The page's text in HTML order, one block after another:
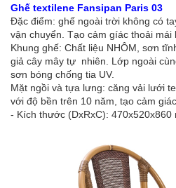
Ghế textilene Fansipan Paris 03
Đặc điểm: ghế ngoài trời không có
vận chuyển. Tạo cảm gíác thoải mái
Khung ghế: Chất liệu NHÔM, sơn
giả cây mây tự nhiên. Lớp ngoài
sơn bóng chống tia UV.
Mặt ngồi và tựa lưng: căng vải lưới
với độ bền trên 10 năm, tạo cảm
- Kích thước (DxRxC): 470x520x860